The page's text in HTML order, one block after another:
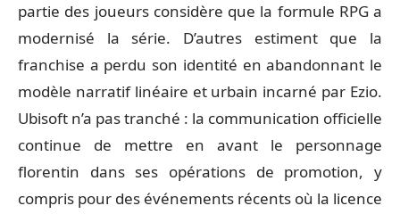
partie des joueurs considère que la formule RPG a
modernisé la série. D’autres estiment que la
franchise a perdu son identité en abandonnant le
modèle narratif linéaire et urbain incarné par Ezio.
Ubisoft n’a pas tranché : la communication officielle
continue de mettre en avant le personnage
florentin dans ses opérations de promotion, y
compris pour des événements récents où la licence